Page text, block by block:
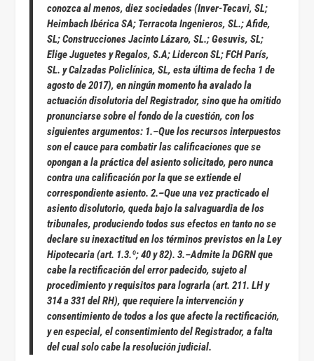
conozca al menos, diez sociedades (Inver-Tecavi, SL;
Heimbach Ibérica SA; Terracota Ingenieros, SL.; Afide,
SL; Construcciones Jacinto Lázaro, SL.; Gesuvis, SL;
Elige Juguetes y Regalos, S.A; Lidercon SL; FCH París,
SL. y Calzadas Policlínica, SL, esta última de fecha 1 de
agosto de 2017), en ningún momento ha avalado la
actuación disolutoria del Registrador, sino que ha omitido
pronunciarse sobre el fondo de la cuestión, con los
siguientes argumentos: 1.–Que los recursos interpuestos
son el cauce para combatir las calificaciones que se
opongan a la práctica del asiento solicitado, pero nunca
contra una calificación por la que se extiende el
correspondiente asiento. 2.–Que una vez practicado el
asiento disolutorio, queda bajo la salvaguardia de los
tribunales, produciendo todos sus efectos en tanto no se
declare su inexactitud en los términos previstos en la Ley
Hipotecaria (art. 1.3.º; 40 y 82). 3.–Admite la DGRN que
cabe la rectificación del error padecido, sujeto al
procedimiento y requisitos para lograrla (art. 211. LH y
314 a 331 del RH), que requiere la intervención y
consentimiento de todos a los que afecte la rectificación,
y en especial, el consentimiento del Registrador, a falta
del cual solo cabe la resolución judicial.